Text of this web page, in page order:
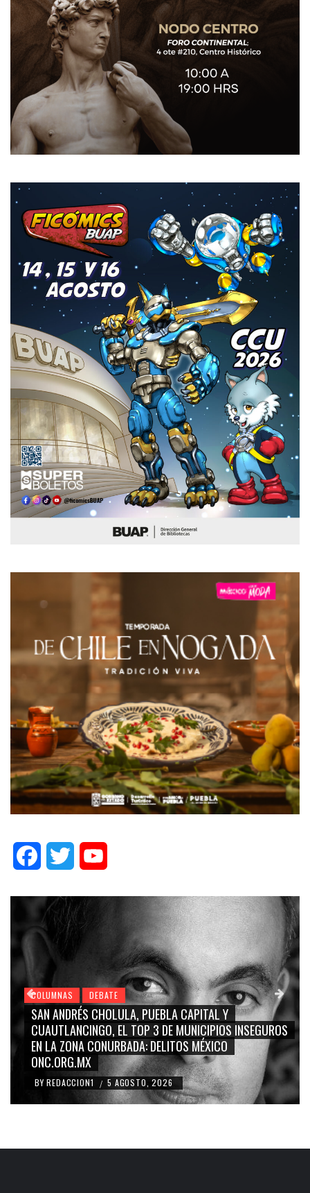
FacebookTwitter
Y
INSEGUROS
MÉXICO
COLUMNAS DEBATE
GRACE PALOMARES, NAY
CARMEN SALINAS “LA
BLANCO, SILVIA PINAL: LA
RIDICULIZACIÓN DE LA
BY REDACCION1 / 4 AGOSTO, 2026